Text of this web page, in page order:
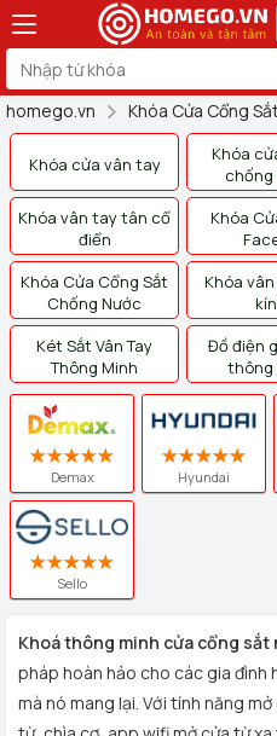
homego.vn Khóa Cửa Cổng
Khóa cửa vân tay
Khóa
chống
Khóa vân tay tân cổ
điển
Khóa
Khóa Cửa Cổng Sắt
Chống Nước
Khóa
Két Sắt Vân Tay
Thông Minh
Đồ điện
thông
Demax Hyundai
Sello
Khoá thông minh cửa cổng
pháp hoàn hảo cho các gia đình
mà nó mang lại. Với tính năng